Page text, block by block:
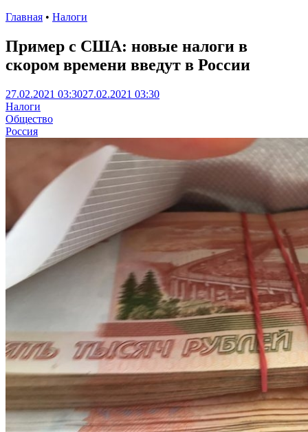
Главная • Налоги
Пример с США: новые налоги в
скором времени введут в России
27.02.2021 03:3027.02.2021 03:30
Налоги
Общество
Россия